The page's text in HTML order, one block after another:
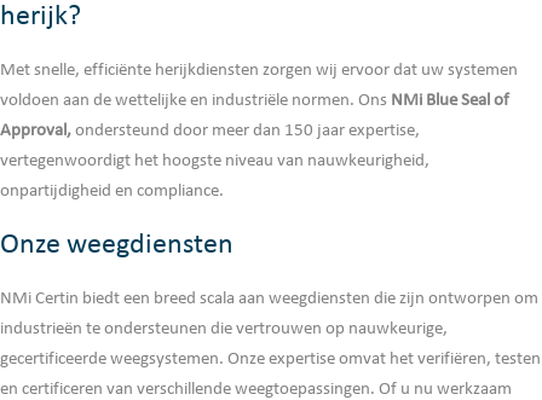
herijk?
Met snelle, efficiënte herijkdiensten zorgen wij ervoor dat uw systemen
voldoen aan de wettelijke en industriële normen. Ons NMi Blue Seal of
Approval, ondersteund door meer dan 150 jaar expertise,
vertegenwoordigt het hoogste niveau van nauwkeurigheid,
onpartijdigheid en compliance.
Onze weegdiensten
NMi Certin biedt een breed scala aan weegdiensten die zijn ontworpen om
industrieën te ondersteunen die vertrouwen op nauwkeurige,
gecertificeerde weegsystemen. Onze expertise omvat het verifiëren, testen
en certificeren van verschillende weegtoepassingen. Of u nu werkzaam